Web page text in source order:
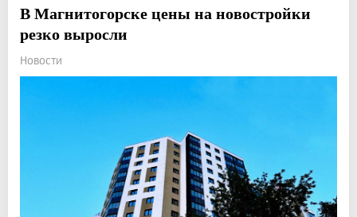
В Магнитогорске цены на новостройки
резко выросли
Новости